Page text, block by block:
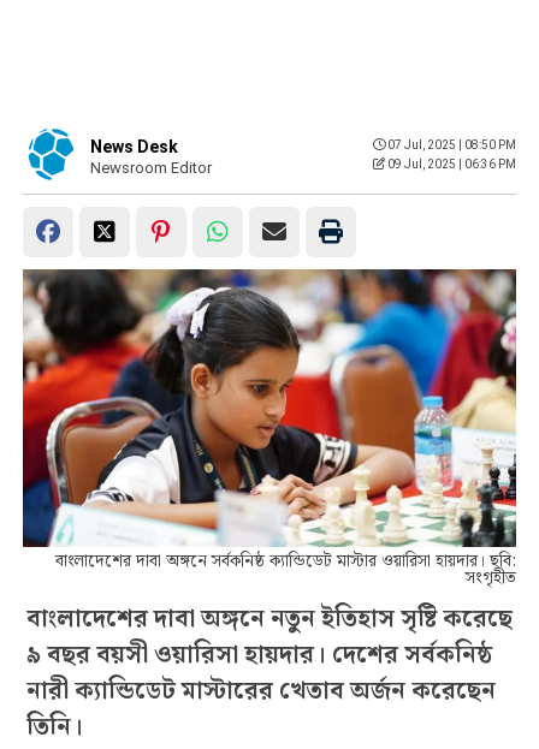
News Desk
Newsroom Editor
07 Jul, 2025 | 08:50 PM
09 Jul, 2025 | 06:36 PM
বাংলাদেশের দাবা অঙ্গনে সর্বকনিষ্ঠ ক্যান্ডিডেট মাস্টার ওয়ারিসা হায়দার। ছবি:
সংগৃহীত
বাংলাদেশের দাবা অঙ্গনে নতুন ইতিহাস সৃষ্টি করেছে
৯ বছর বয়সী ওয়ারিসা হায়দার। দেশের সর্বকনিষ্ঠ
নারী ক্যান্ডিডেট মাস্টারের খেতাব অর্জন করেছেন
তিনি।